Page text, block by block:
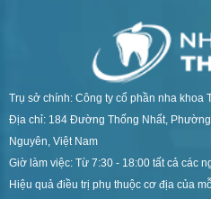
Trụ sở chính: Công ty cổ phần nha khoa
Địa chỉ: 184 Đường Thống Nhất,
Nguyên, Việt Nam
Giờ làm việc: Từ 7:30 - 18:00 tất cả các
Hiệu quả điều trị phụ thuộc cơ địa của